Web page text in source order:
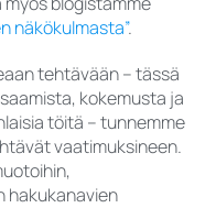
näkökulmasta”.
tehtävään – tässä
kokemusta ja
töitä – tunnemme
vaatimuksineen.
hakukanavien